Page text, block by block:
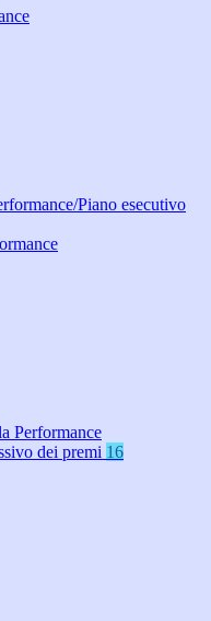
Piano esecutivo
Performance
dei premi 16